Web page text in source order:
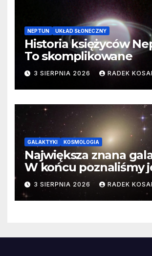
NEPTUN UKŁAD SŁONECZNY
Historia księżyców
To skomplikowane
3 SIERPNIA 2026 RADEK
GALAKTYKI KOSMOLOGIA
Największa znana
W końcu poznaliśmy
faktyczne wymiary
3 SIERPNIA 2026 RADEK